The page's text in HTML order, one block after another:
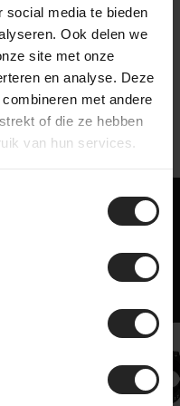
social media te bieden
Ook delen we
site met onze
en analyse. Deze
met andere
of die ze hebben
van hun services.
jou!